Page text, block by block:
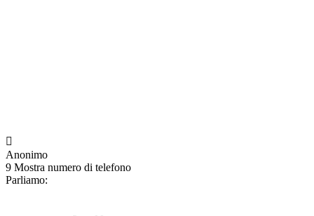

Anonimo
9 Mostra numero di telefono
Parliamo: